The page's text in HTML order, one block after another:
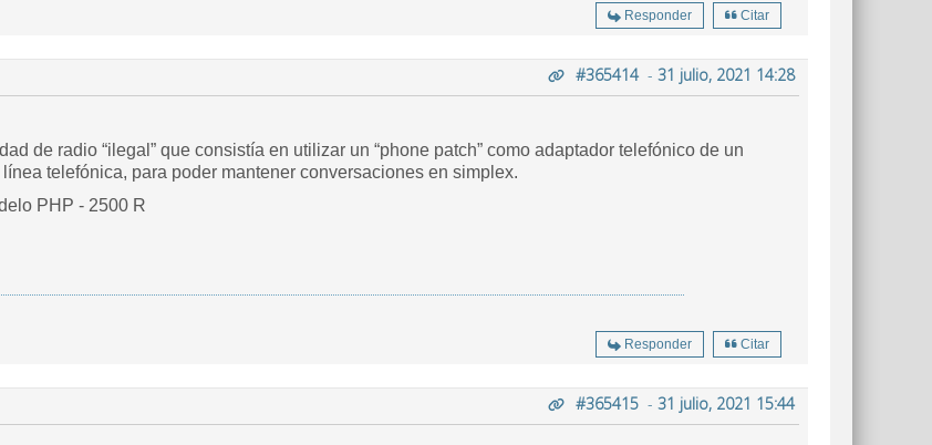
Responder Citar
#365414- 31 julio, 2021 14:28
de radio “ilegal” que consistía en utilizar un “phone patch” como adaptador telefónico de un
telefónica, para poder mantener conversaciones en simplex.
PHP - 2500 R
Responder Citar
#365415 - 31 julio, 2021 15:44